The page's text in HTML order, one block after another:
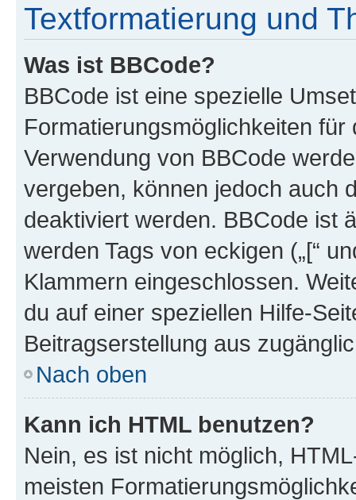
Textformatierung und
Was ist BBCode?
BBCode ist eine spezielle
Formatierungsmöglichkeiten
Verwendung von BBCode
vergeben, können jedoch auch
deaktiviert werden. BBCode ist
werden Tags von eckigen („[“
Klammern eingeschlossen.
du auf einer speziellen Hilfe-
Beitragserstellung aus
Nach oben
Kann ich HTML benutzen?
Nein, es ist nicht möglich,
meisten